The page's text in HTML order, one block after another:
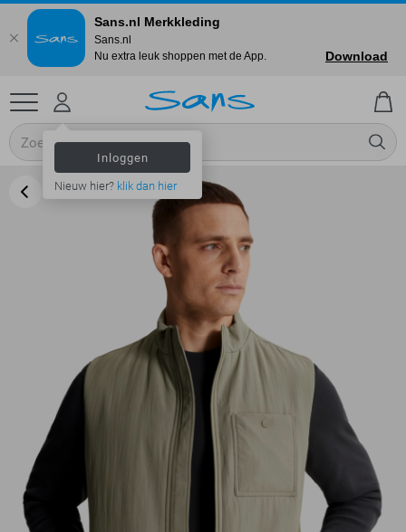
Inloggen
Nieuw hier? klik dan hier
Sans.nl Merkkleding
Sans.nl
Nu extra leuk shoppen met de App.
Download